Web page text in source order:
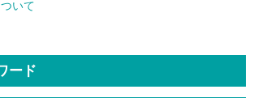
いて
ード